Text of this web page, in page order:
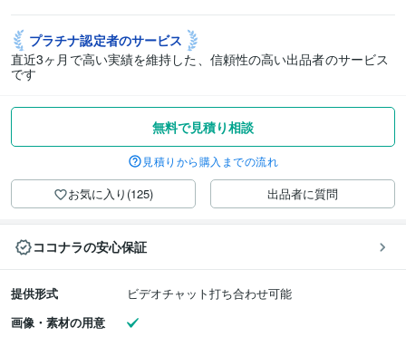
プラチナ認定者のサービス
直近3ヶ月で高い実績を維持した、信頼性の高い出品者のサービス
です
無料で見積り相談
見積りから購入までの流れ
お気に入り(125) 出品者に質問
ココナラの安心保証
提供形式
ビデオチャット打ち合わせ可能
画像・素材の用意